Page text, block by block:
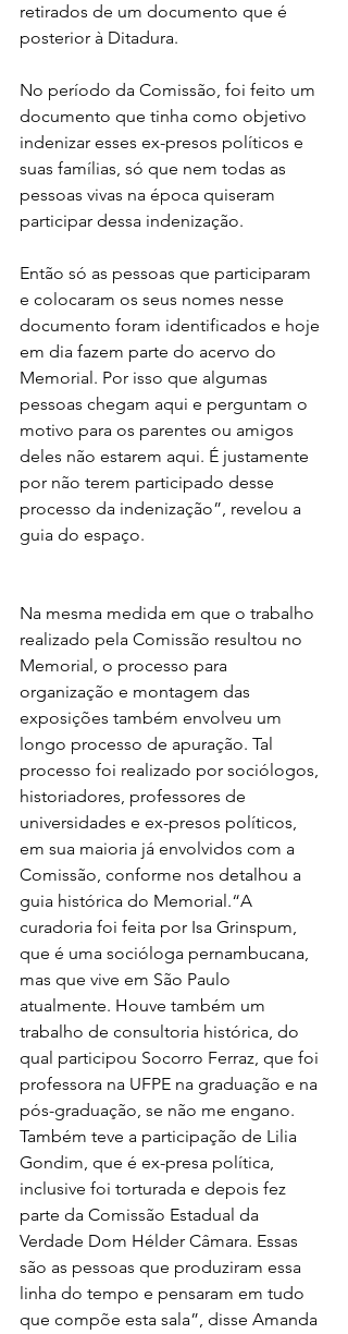
retirados de um documento que é
posterior à Ditadura.
No período da Comissão, foi feito um
documento que tinha como objetivo
indenizar esses ex-presos políticos e
suas famílias, só que nem todas as
pessoas vivas na época quiseram
participar dessa indenização.
Então só as pessoas que participaram
e colocaram os seus nomes nesse
documento foram identificados e hoje
em dia fazem parte do acervo do
Memorial. Por isso que algumas
pessoas chegam aqui e perguntam o
motivo para os parentes ou amigos
deles não estarem aqui. É justamente
por não terem participado desse
processo da indenização”, revelou a
guia do espaço.
Na mesma medida em que o trabalho
realizado pela Comissão resultou no
Memorial, o processo para
organização e montagem das
exposições também envolveu um
longo processo de apuração. Tal
processo foi realizado por sociólogos,
historiadores, professores de
universidades e ex-presos políticos,
em sua maioria já envolvidos com a
Comissão, conforme nos detalhou a
guia histórica do Memorial.“A
curadoria foi feita por Isa Grinspum,
que é uma socióloga pernambucana,
mas que vive em São Paulo
atualmente. Houve também um
trabalho de consultoria histórica, do
qual participou Socorro Ferraz, que foi
professora na UFPE na graduação e na
pós-graduação, se não me engano.
Também teve a participação de Lilia
Gondim, que é ex-presa política,
inclusive foi torturada e depois fez
parte da Comissão Estadual da
Verdade Dom Hélder Câmara. Essas
são as pessoas que produziram essa
linha do tempo e pensaram em tudo
que compõe esta sala”, disse Amanda